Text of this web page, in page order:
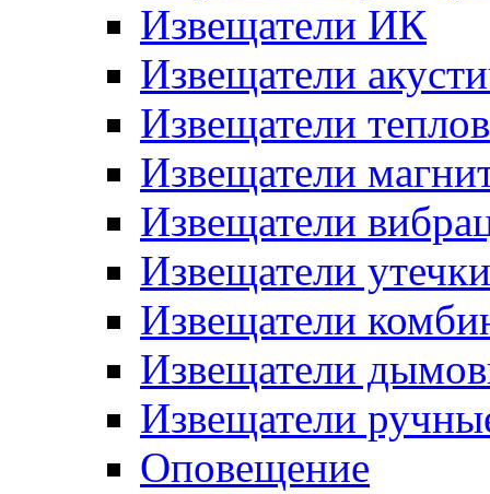
Извещатели ИК
Извещатели
Извещатели
Извещатели
Извещатели
Извещатели утечки
Извещатели
Извещатели
Извещатели
Оповещение